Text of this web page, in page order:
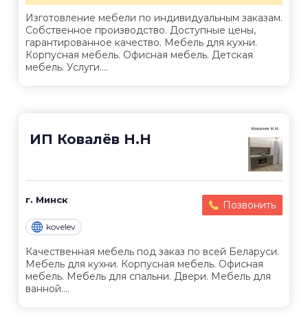
Изготовление мебели по индивидуальным заказам.
Собственное производство. Доступные цены,
гарантированное качество. Мебель для кухни.
Корпусная мебель. Офисная мебель. Детская
мебель. Услуги....
ИП Ковалёв Н.Н
г. Минск Позвонить
kovelev
Качественная мебель под заказ по всей Беларуси.
Мебель для кухни. Корпусная мебель. Офисная
мебель. Мебель для спальни. Двери. Мебель для
ванной....